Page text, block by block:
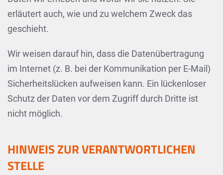
erläutert auch, wie und zu welchem Zweck das
geschieht.
Wir weisen darauf hin, dass die Datenübertragung
im Internet (z. B. bei der Kommunikation per E-Mail)
Sicherheitslücken aufweisen kann. Ein lückenloser
Schutz der Daten vor dem Zugriff durch Dritte ist
nicht möglich.
HINWEIS ZUR VERANTWORTLICHEN
STELLE